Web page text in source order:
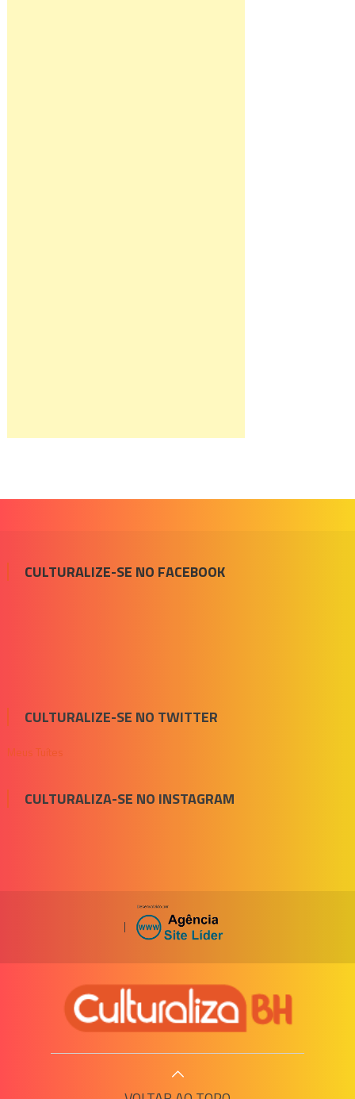
CULTURALIZE-SE NO FACEBOOK
CULTURALIZE-SE NO TWITTER
Meus Tuítes
CULTURALIZA-SE NO INSTAGRAM
|